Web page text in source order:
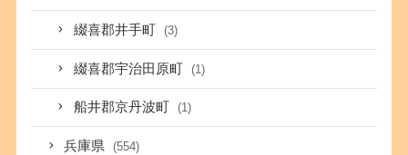
綴喜郡井手町 (3)
綴喜郡宇治田原町 (1)
船井郡京丹波町 (1)
兵庫県 (554)